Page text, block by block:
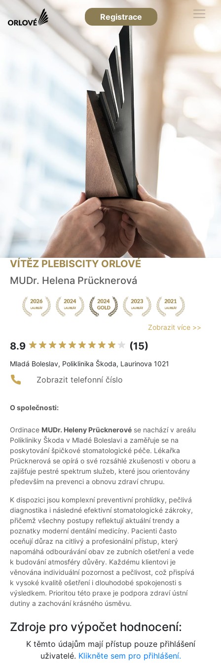
Registrace
VÍTĚZ PLEBISCITY ORLOVÉ
MUDr. Helena Prücknerová
Zobrazit více >>
8.9 (15)
Mladá Boleslav, Poliklinika Škoda, Laurinova 1021
Zobrazit telefonní číslo
O společnosti:
Ordinace MUDr. Heleny Prücknerové se nachází v areálu
Polikliniky Škoda v Mladé Boleslavi a zaměřuje se na
poskytování špičkové stomatologické péče. Lékařka
Prücknerová se opírá o své rozsáhlé zkušenosti v oboru a
zajišťuje pestré spektrum služeb, které jsou orientovány
především na prevenci a obnovu zdraví chrupu.
K dispozici jsou komplexní preventivní prohlídky, pečlivá
diagnostika i následné efektivní stomatologické zákroky,
přičemž všechny postupy reflektují aktuální trendy a
poznatky moderní dentální medicíny. Pacienti často
oceňují důraz na citlivý a profesionální přístup, který
napomáhá odbourávání obav ze zubních ošetření a vede
k budování atmosféry důvěry. Každému klientovi je
věnována individuální pozornost a pečlivost, což přispívá
k vysoké kvalitě ošetření i dlouhodobé spokojenosti s
výsledkem. Prioritou této praxe je podpora zdraví ústní
dutiny a zachování krásného úsměvu.
Zdroje pro výpočet hodnocení:
K těmto údajům mají přístup pouze přihlášení
uživatelé. Klikněte sem pro přihlášení.